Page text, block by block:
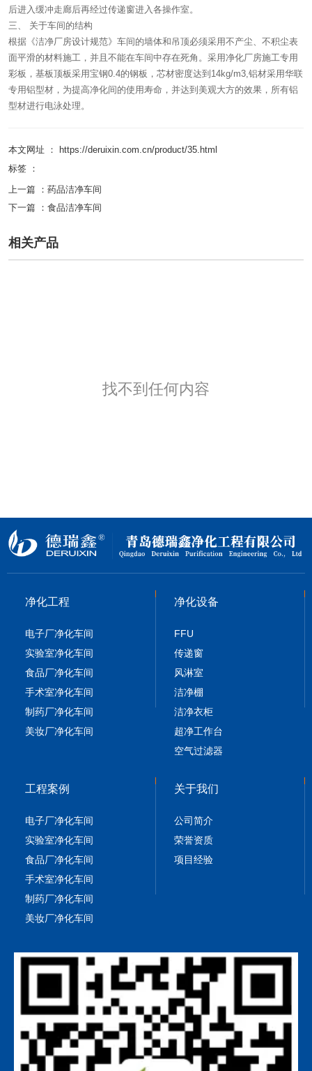
后进入缓冲走廊后再经过传递窗进入各操作室。
三、 关于车间的结构
根据《洁净厂房设计规范》车间的墙体和吊顶必须采用不产尘、不积尘表
面平滑的材料施工，并且不能在车间中存在死角。采用净化厂房施工专用
彩板，基板顶板采用宝钢0.4的钢板，芯材密度达到14kg/m3,铝材采用华联
专用铝型材，为提高净化间的使用寿命，并达到美观大方的效果，所有铝
型材进行电泳处理。
本文网址 ： https://deruixin.com.cn/product/35.html
标签 ：
上一篇 ： 药品洁净车间
下一篇 ： 食品洁净车间
相关产品
找不到任何内容
净化工程
电子厂净化车间
实验室净化车间
食品厂净化车间
手术室净化车间
制药厂净化车间
美妆厂净化车间
净化设备
FFU
传递窗
风淋室
洁净棚
洁净衣柜
超净工作台
空气过滤器
工程案例
电子厂净化车间
实验室净化车间
食品厂净化车间
手术室净化车间
制药厂净化车间
美妆厂净化车间
关于我们
公司简介
荣誉资质
项目经验